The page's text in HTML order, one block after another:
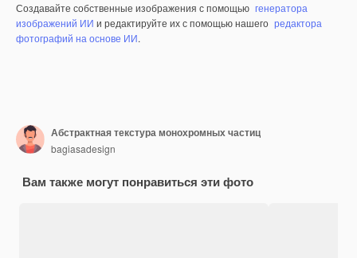
Создавайте собственные изображения с помощью генератора
изображений ИИ и редактируйте их с помощью нашего редактора
фотографий на основе ИИ.
Абстрактная текстура монохромных частиц
bagiasadesign
Вам также могут понравиться эти фото